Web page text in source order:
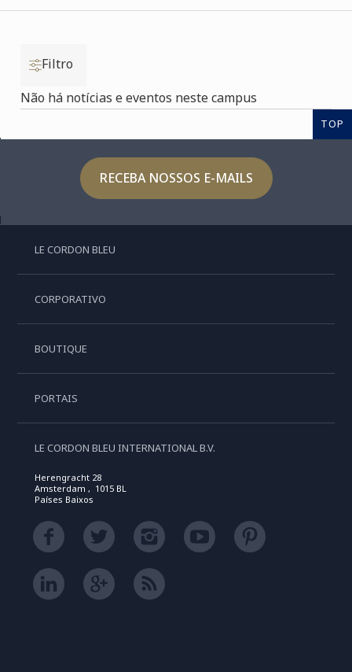
Filtro
Não há notícias e eventos neste campus
TOP
RECEBA NOSSOS E-MAILS
LE CORDON BLEU
CORPORATIVO
BOUTIQUE
PORTAIS
LE CORDON BLEU INTERNATIONAL B.V.
Herengracht 28
Amsterdam , 1015 BL
Países Baixos